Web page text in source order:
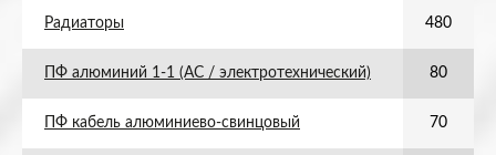
Радиаторы 480
ПФ алюминий 1-1 (АС / электротехнический) 80
ПФ кабель алюминиево-свинцовый 70